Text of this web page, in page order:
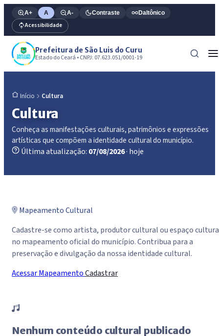
A+ A A- Contraste Daltônico
Acessibilidade
Prefeitura de São Luis do Curu
Estado do Ceará • CNPJ: 07.623.051/0001-19
Início Cultura
Cultura
Conheça as manifestações culturais, patrimônios e expressões
artísticas que compõem a identidade cultural do município.
Última atualização: 07/08/2026· hoje
Mapeamento Cultural
Cadastre-se como artista, produtor cultural ou espaço
no mapeamento oficial do município. Contribua para a
preservação e divulgação da nossa identidade cultural.
Acessar MapeamentoCadastrar
Nenhum conteúdo cultural publicado